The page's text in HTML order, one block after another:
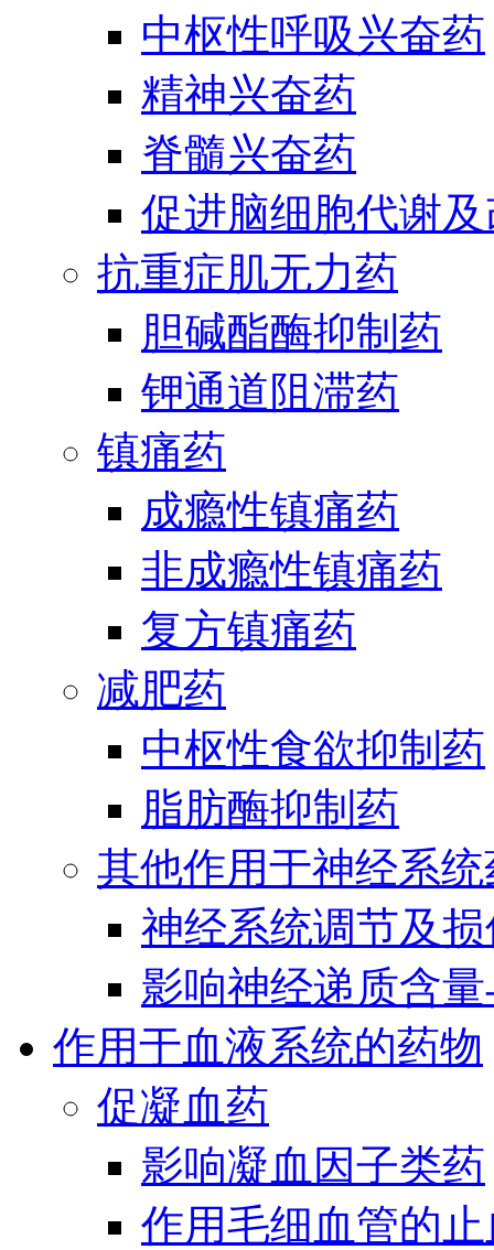
中枢性呼吸兴奋药
精神兴奋药
脊髓兴奋药
促进脑细胞代谢
抗重症肌无力药
胆碱酯酶抑制药
钾通道阻滞药
镇痛药
成瘾性镇痛药
非成瘾性镇痛药
复方镇痛药
减肥药
中枢性食欲抑制药
脂肪酶抑制药
其他作用于神经系统
神经系统调节及
影响神经递质含
作用于血液系统的药物
促凝血药
影响凝血因子类药
作用毛细血管的